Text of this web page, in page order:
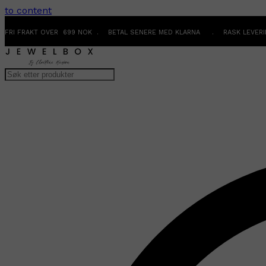
to content
FRI FRAKT OVER 699 NOK . BETAL SENERE MED KLARNA . RASK